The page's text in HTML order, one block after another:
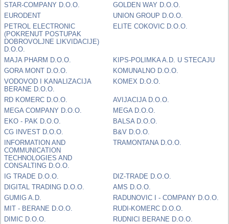
STAR-COMPANY D.O.O.
GOLDEN WAY D.O.O.
EURODENT
UNION GROUP D.O.O.
PETROL ELECTRONIC
(POKRENUT POSTUPAK
DOBROVOLJNE LIKVIDACIJE)
D.O.O.
ELITE COKOVIC D.O.O.
MAJA PHARM D.O.O.
KIPS-POLIMKA A.D. U STECAJU
GORA MONT D.O.O.
KOMUNALNO D.O.O.
VODOVOD I KANALIZACIJA
BERANE D.O.O.
KOMEX D.O.O.
RD KOMERC D.O.O.
AVIJACIJA D.O.O.
MEGA COMPANY D.O.O.
MEGA D.O.O.
EKO - PAK D.O.O.
BALSA D.O.O.
CG INVEST D.O.O.
B&V D.O.O.
INFORMATION AND
COMMUNICATION
TECHNOLOGIES AND
CONSALTING D.O.O.
TRAMONTANA D.O.O.
IG TRADE D.O.O.
DIZ-TRADE D.O.O.
DIGITAL TRADING D.O.O.
AMS D.O.O.
GUMIG A.D.
RADUNOVIC I - COMPANY D.O.O.
MIT - BERANE D.O.O.
RUDI-KOMERC D.O.O.
DIMIC D.O.O.
RUDNICI BERANE D.O.O.